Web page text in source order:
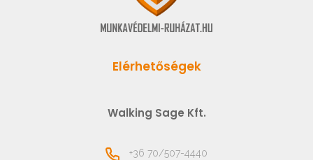
Elérhetőségek
Walking Sage Kft.
+36 70/507-4440